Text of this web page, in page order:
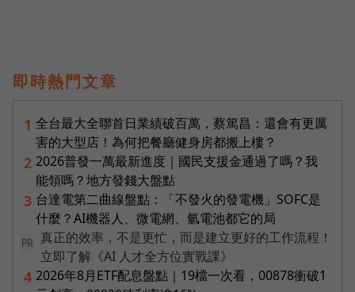
即時熱門文章
1 全台最大全聯首日業績破百萬，蔡篤昌：還會有更厲
害的大型店！為何把餐廳健身房都搬上樓？
2 2026普發一萬最新進度｜國民支援金通過了嗎？我
能領嗎？地方發錢大盤點
3 台達電第二曲線盤點：「不發火的發電機」SOFC是
什麼？AI機器人、微電網、氫電池都它的局
PR
真正的效率，不是更忙，而是建立更好的工作流程！
立即了解《AI 人才全方位實戰課》
4 2026年8月ETF配息盤點｜19檔一次看，00878衝破1